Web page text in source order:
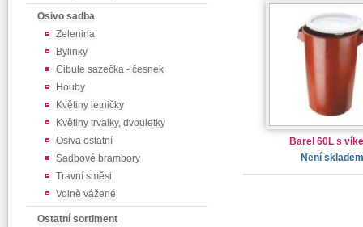
Osivo sadba
Zelenina
Bylinky
Cibule sazečka - česnek
Houby
Květiny letničky
Květiny trvalky, dvouletky
Osiva ostatní
Sadbové brambory
Travní směsi
Volně vážené
Ostatní sortiment
Barel 60L s
Není skladem